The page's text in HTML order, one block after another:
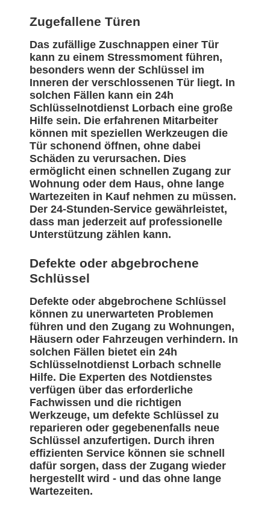
Zugefallene Türen
Das zufällige Zuschnappen einer Tür
kann zu einem Stressmoment führen,
besonders wenn der Schlüssel im
Inneren der verschlossenen Tür liegt. In
solchen Fällen kann ein 24h
Schlüsselnotdienst Lorbach eine große
Hilfe sein. Die erfahrenen Mitarbeiter
können mit speziellen Werkzeugen die
Tür schonend öffnen, ohne dabei
Schäden zu verursachen. Dies
ermöglicht einen schnellen Zugang zur
Wohnung oder dem Haus, ohne lange
Wartezeiten in Kauf nehmen zu müssen.
Der 24-Stunden-Service gewährleistet,
dass man jederzeit auf professionelle
Unterstützung zählen kann.
Defekte oder abgebrochene
Schlüssel
Defekte oder abgebrochene Schlüssel
können zu unerwarteten Problemen
führen und den Zugang zu Wohnungen,
Häusern oder Fahrzeugen verhindern. In
solchen Fällen bietet ein 24h
Schlüsselnotdienst Lorbach schnelle
Hilfe. Die Experten des Notdienstes
verfügen über das erforderliche
Fachwissen und die richtigen
Werkzeuge, um defekte Schlüssel zu
reparieren oder gegebenenfalls neue
Schlüssel anzufertigen. Durch ihren
effizienten Service können sie schnell
dafür sorgen, dass der Zugang wieder
hergestellt wird - und das ohne lange
Wartezeiten.